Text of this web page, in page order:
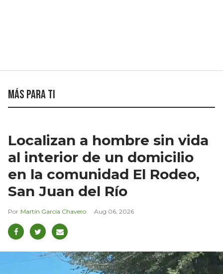
Más para ti
Localizan a hombre sin vida
al interior de un domicilio
en la comunidad El Rodeo,
San Juan del Río
Martín García Chavero Aug 06, 2026